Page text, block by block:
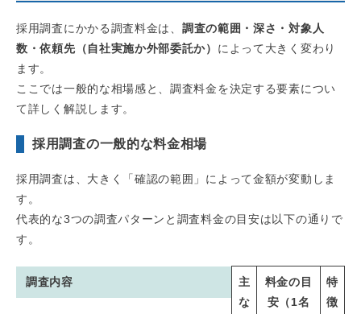
採用調査にかかる調査料金は、 調査の範囲・深さ・対象人
数・依頼先（自社実施か外部委託か） によって大きく変わり
ます。
ここでは一般的な相場感と、調査料金を決定する要素につい
て詳しく解説します。
採用調査の一般的な料金相場
採用調査は、大きく「確認の範囲」によって金額が変動しま
す。
代表的な3つの調査パターンと調査料金の目安は以下の通りで
す。
調査内容
主
な
料金の目
安（1名
特
徴